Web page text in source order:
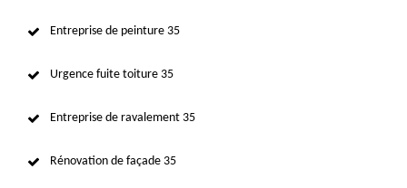
Entreprise de peinture 35
Urgence fuite toiture 35
Entreprise de ravalement 35
Rénovation de façade 35